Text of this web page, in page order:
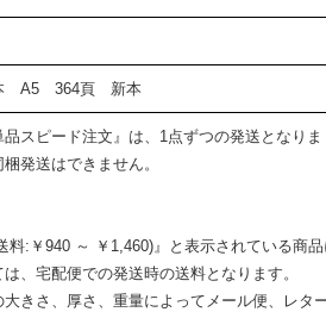
A5 364頁 新本
スピード注文』は、1点ずつの発送となりま
発送はできません。
料:￥940 ～ ￥1,460)』と表示されている商品
は、宅配便での発送時の送料となります。
大きさ、厚さ、重量によってメール便、レタ